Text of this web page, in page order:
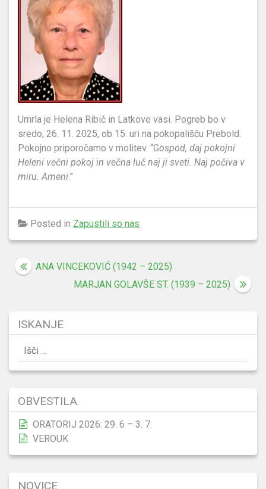
Umrla je Helena Ribič in Latkove vasi. Pogreb bo v
sredo, 26. 11. 2025, ob 15. uri na pokopališču Prebold.
Pokojno priporočamo v molitev. “Gospod, daj pokojni
Heleni večni pokoj in večna luč naj ji sveti. Naj počiva v
miru. Ameni.”
Posted in Zapustili so nas
Navigacija
prispevka
ANA VINCEKOVIĆ (1942 – 2025)
MARJAN GOLAVŠE ST. (1939 – 2025)
ISKANJE
Išči:
OBVESTILA
ORATORIJ 2026: 29. 6 – 3. 7.
VEROUK
NOVICE